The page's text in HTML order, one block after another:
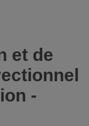
et de
-